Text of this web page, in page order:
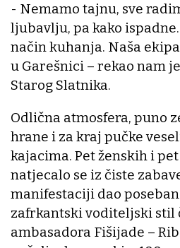
- Nemamo tajnu, sve
ljubavlju, pa kako
način kuhanja. Naša
u Garešnici – rekao nam
Starog Slatnika.
Odlična atmosfera, puno
hrane i za kraj pučke
kajacima. Pet ženskih i
natjecalo se iz čiste
manifestaciji dao
zafrkantski voditeljski stil
ambasadora Fišijade –